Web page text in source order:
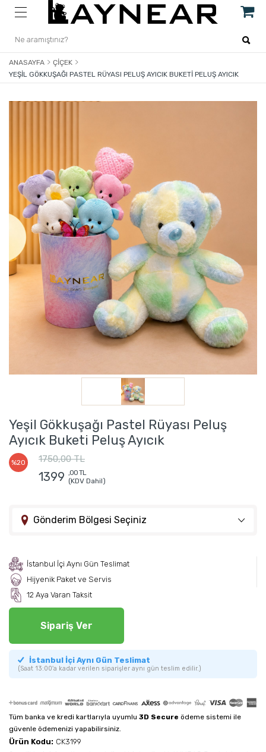
ANASAYFA
ÇIÇEK
YEŞIL GÖKKUŞAĞI PASTEL RÜYASI PELUŞ AYICIK BUKETI PELUŞ AYICIK
Yeşil Gökkuşağı Pastel Rüyası Peluş
Ayıcık Buketi Peluş Ayıcık
%20 1750,00 TL
1399 ,00 TL
(KDV Dahil)
Gönderim Bölgesi Seçiniz
İstanbul İçi Aynı Gün Teslimat
Hijyenik Paket ve Servis
12 Aya Varan Taksit
Sipariş Ver
İstanbul İçi Aynı Gün Teslimat
(Saat 13:00'a kadar verilen siparişler aynı gün teslim edilir.)
Tüm banka ve kredi kartlarıyla uyumlu 3D Secure ödeme sistemi ile
güvenle ödemenizi yapabilirsiniz.
Ürün Kodu: CK3199